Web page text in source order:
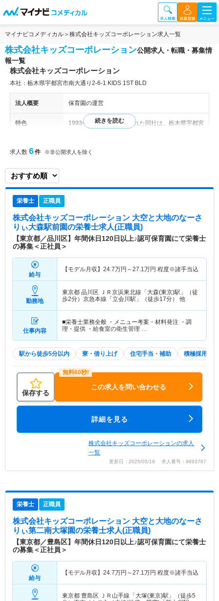
マイナビコメディカル 株式会社キッズコーポレーション求人一覧
株式会社キッズコーポレーション公開求人・転職・募集情
報一覧
株式会社キッズコーポレーション
本社：栃木県宇都宮市南大通り2-6-1 KIDS 1ST BLD
法人概要 保育園の運営
特色
1993年12月1日に設立された同社は、栃木県宇都宮
可保育園など、多岐にわたる保育施設を展開し、多
す。 株式会社キッズコーポレーションは、創業者
の「夢」「希望」「情熱」を原動力に、幼児教育を
通じて社会に貢献しています。
求人数 6件 ※非公開求人を除く
栄養士 正職員
株式会社キッズコーポレーション 大空と大地のなーさ
りぃ大森駅前園の栄養士求人(正職員)
【東京都／品川区】年間休日120日以上♪認可保育園にて栄養士
の募集＜正社員＞
給与
【モデル月収】 24.7万円～27.1 万円 程度※諸手当込
勤務地
東京都 品川区
ＪＲ京浜東北線「大森(東京)駅」（徒
歩2分）京急本線「立会川駅」（徒歩17分） 他
仕事内容
■栄養士業務全般 ・メニュー考案・材料発注 ・調
理・提供 ・給食室の衛生管理 …
駅から徒歩5分以内 寮・借り上げ 住宅手当・補助 積極採用中
保存する
この求人を問い合わせる
詳細を見る
株式会社キッズコーポレーションの求人
一覧
更新日：2025/05/19 求人番号：9893767
栄養士 正職員
株式会社キッズコーポレーション 大空と大地のなーさ
りぃ第二南大塚園の栄養士求人(正職員)
【東京都／豊島区】年間休日120日以上♪認可保育園にて栄養士
の募集＜正社員＞
給与
【モデル月収】 24.7万円～27.1 万円 程度※諸手当込
東京都 豊島区
ＪＲ山手線「大塚(東京)駅」（徒歩5